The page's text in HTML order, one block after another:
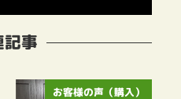
記事
お客様の声（購入）